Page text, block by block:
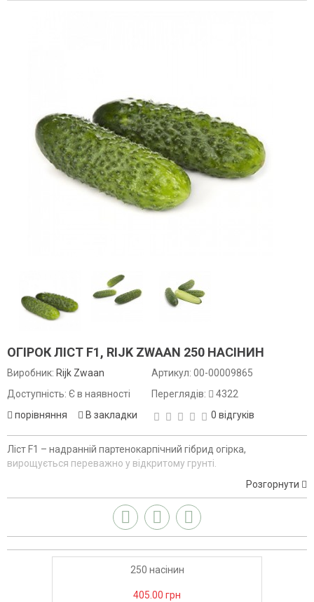
ОГІРОК ЛІСТ F1, RIJK ZWAAN 250 НАСІНИН
Виробник: Rijk Zwaan
Доступність: Є в наявності
порівняння
В закладки
Артикул: 00-00009865
Переглядів:
4322
0 відгуків
Ліст F1 – надранній партенокарпічний гібрид огірка,
вирощується переважно у відкритому грунті.
Розгорнути
250 насінин
405.00 грн